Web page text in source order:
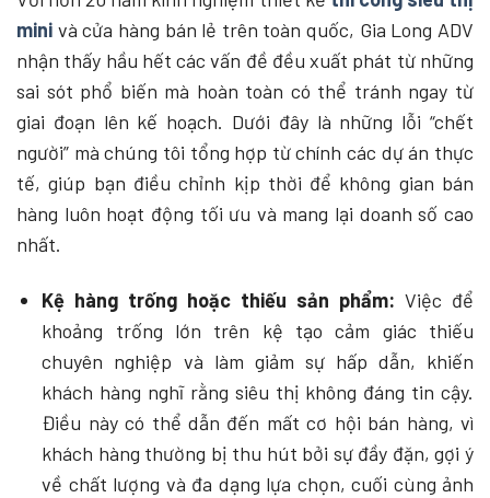
mini và cửa hàng bán lẻ trên toàn quốc, Gia Long ADV
nhận thấy hầu hết các vấn đề đều xuất phát từ những
sai sót phổ biến mà hoàn toàn có thể tránh ngay từ
giai đoạn lên kế hoạch. Dưới đây là những lỗi “chết
người” mà chúng tôi tổng hợp từ chính các dự án thực
tế, giúp bạn điều chỉnh kịp thời để không gian bán
hàng luôn hoạt động tối ưu và mang lại doanh số cao
nhất.
Kệ hàng trống hoặc thiếu sản phẩm: Việc để
khoảng trống lớn trên kệ tạo cảm giác thiếu
chuyên nghiệp và làm giảm sự hấp dẫn, khiến
khách hàng nghĩ rằng siêu thị không đáng tin cậy.
Điều này có thể dẫn đến mất cơ hội bán hàng, vì
khách hàng thường bị thu hút bởi sự đầy đặn, gợi ý
về chất lượng và đa dạng lựa chọn, cuối cùng ảnh